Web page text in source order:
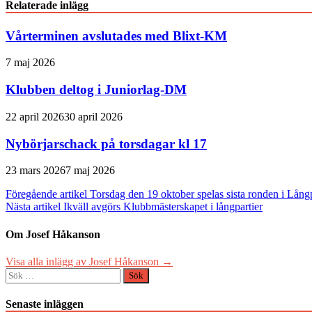
Relaterade inlägg
Vårterminen avslutades med Blixt-KM
7 maj 2026
Klubben deltog i Juniorlag-DM
22 april 202630 april 2026
Nybörjarschack på torsdagar kl 17
23 mars 20267 maj 2026
Inläggsnavigering
Föregående artikel Torsdag den 19 oktober spelas sista ronden i
Nästa artikel Ikväll avgörs Klubbmästerskapet i långpartier
Om Josef Håkanson
Visa alla inlägg av Josef Håkanson →
Sök
efter:
Senaste inläggen